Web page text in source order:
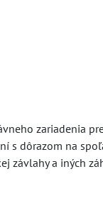
zariadenia
s dôrazom na
závlahy a iných